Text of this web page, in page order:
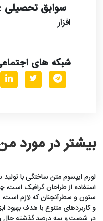
سوابق تحصیلی
افزار
شبکه های
بیشتر در مورد
لورم ایپسوم متن ساختگی با
استفاده از طراحان گرافیک است،
ستون و سطرآنچنان که لازم است،
و کاربردهای متنوع با هدف بهبود
در شصت و سه درصد گذشته حال و